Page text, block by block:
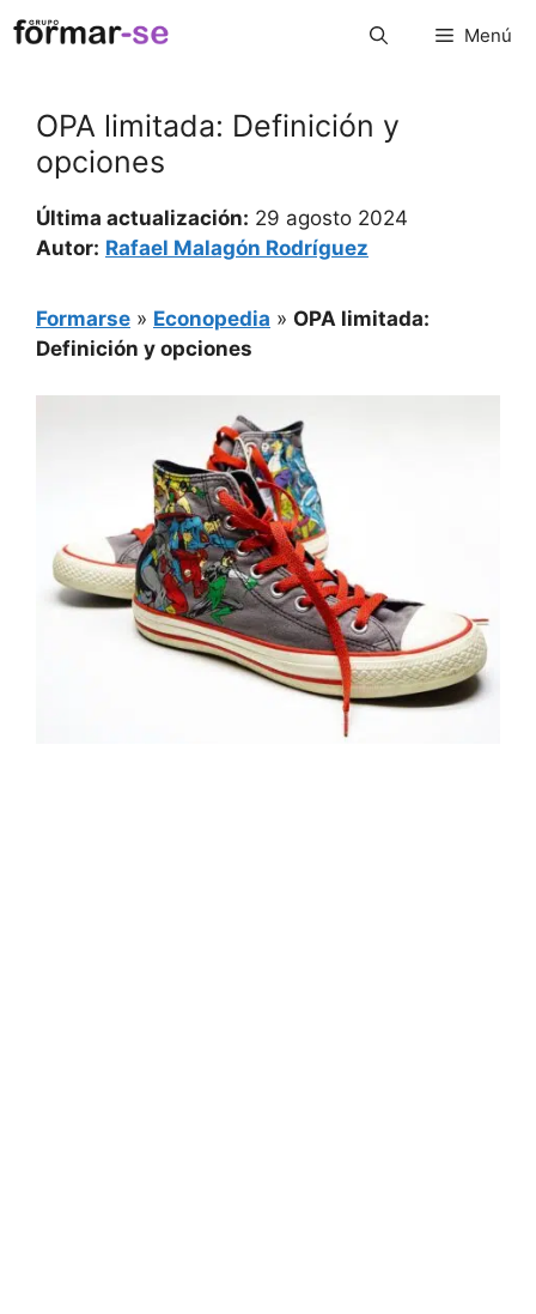
Saltar
al
Menú
OPA limitada: Definición y
opciones
Última actualización: 29 agosto 2024
Autor: Rafael Malagón Rodríguez
Formarse » Econopedia » OPA limitada:
Definición y opciones